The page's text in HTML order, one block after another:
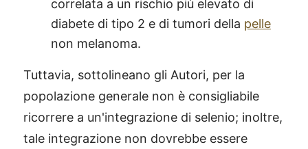
correlata a un rischio più elevato di
diabete di tipo 2 e di tumori della pelle
non melanoma.
Tuttavia, sottolineano gli Autori, per la
popolazione generale non è consigliabile
ricorrere a un'integrazione di selenio; inoltre,
tale integrazione non dovrebbe essere